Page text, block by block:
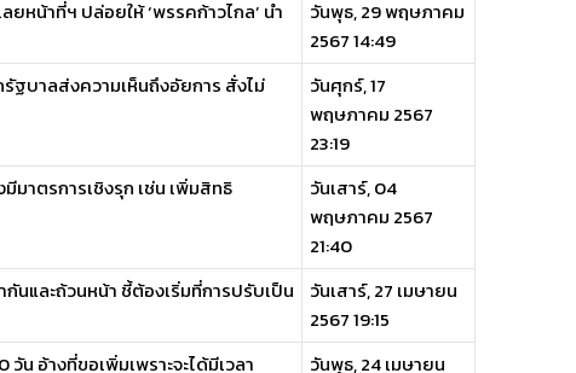
ยหน้าที่ฯ ปล่อยให้ ‘พรรคก้าวไกล’ นำ
วันพุธ, 29 พฤษภาคม
2567 14:49
ฐบาลส่งความเห็นถึงอัยการ สั่งไม่
วันศุกร์, 17
พฤษภาคม 2567
23:19
มาตรการเชิงรุก เช่น เพิ่มสิทธิ
วันเสาร์, 04
พฤษภาคม 2567
21:40
นและถ้วนหน้า ชี้ต้องเริ่มที่การปรับเป็น
วันเสาร์, 27 เมษายน
2567 19:15
น อ้างที่ขอเพิ่มเพราะจะได้มีเวลา
วันพุธ, 24 เมษายน